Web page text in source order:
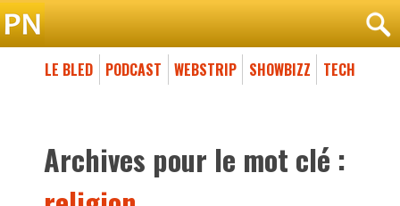
LE BLED PODCAST WEBSTRIP SHOWBIZZ TECH
Archives pour le mot clé :